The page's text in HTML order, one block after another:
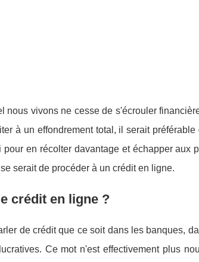
nous vivons ne cesse de s'écrouler
à un effondrement total, il serait
en récolter davantage et échapper aux
serait de procéder à un crédit en ligne.
crédit en ligne ?
de crédit que ce soit dans les banques,
Ce mot n'est effectivement plus